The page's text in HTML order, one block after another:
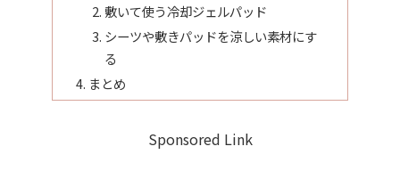
敷いて使う冷却ジェルパッド
シーツや敷きパッドを涼しい素材にす
る
まとめ
Sponsored Link